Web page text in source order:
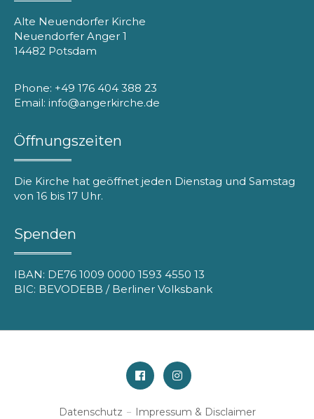
Alte Neuendorfer Kirche
Neuendorfer Anger 1
14482 Potsdam
Phone: +49 176 404 388 23
Email: info@angerkirche.de
Öffnungszeiten
Die Kirche hat geöffnet jeden Dienstag und Samstag
von 16 bis 17 Uhr.
Spenden
IBAN: DE76 1009 0000 1593 4550 13
BIC: BEVODEBB / Berliner Volksbank
FacebookInstagram
Datenschutz Impressum & Disclaimer